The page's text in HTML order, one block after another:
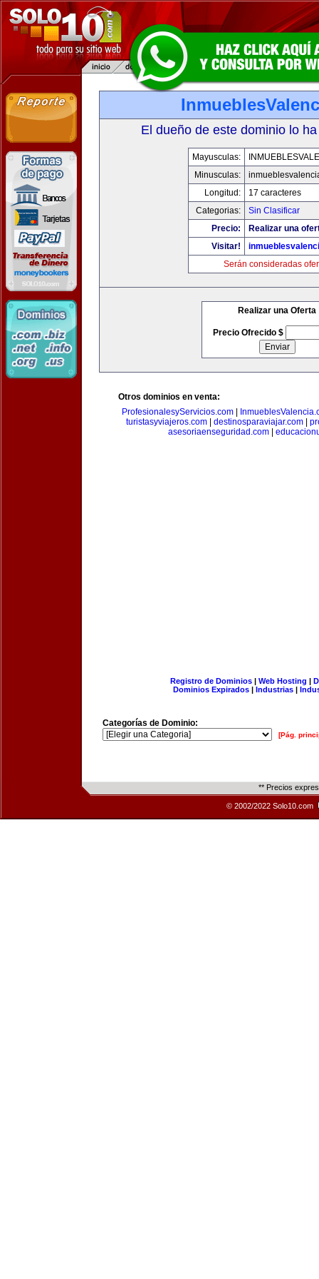
El dueño de este dominio lo
Mayusculas:
Minusculas:
Longitud:
17 caracteres
Categorias:
Sin Clasificar
Precio:
Realizar una
Visitar!
Serán consideradas
Realizar una Oferta
Precio Ofrecido $
Otros dominios en venta:
ProfesionalesyServicios.com
turistasyviajeros.com| destinosparaviajar.com|
asesoriaenseguridad.com|
Registro de Dominios| Web Hosting |
Dominios Expirados | Industrias |
Categorías de Dominio:
[Pág.
** Precios
© 2002/2022 Solo10.com